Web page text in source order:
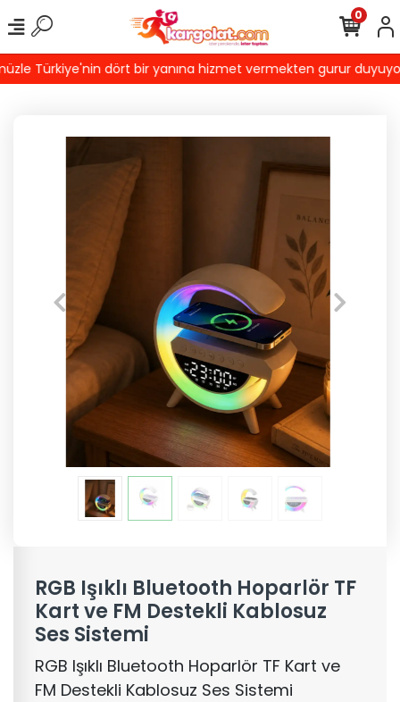
Türkiye'nin dört bir yanına hizmet vermekten gurur
0
RGB Işıklı Bluetooth Hoparlör TF
Kart ve FM Destekli Kablosuz
Ses Sistemi
RGB Işıklı Bluetooth Hoparlör TF Kart ve
FM Destekli Kablosuz Ses Sistemi